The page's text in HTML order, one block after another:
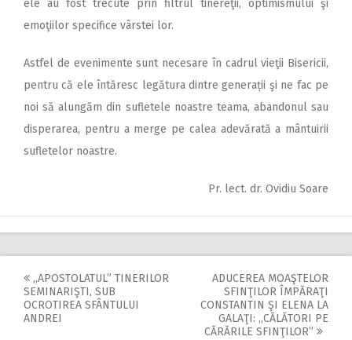
ele au fost trecute prin filtrul tinereţii, optimismului şi
emoţiilor specifice vârstei lor.
Astfel de evenimente sunt necesare în cadrul vieţii Bisericii,
pentru că ele întăresc legătura dintre generații şi ne fac pe
noi să alungăm din sufletele noastre teama, abandonul sau
disperarea, pentru a merge pe calea adevărată a mântuirii
sufletelor noastre.
Pr. lect. dr. Ovidiu Soare
Post
navigation
,,APOSTOLATUL” TINERILOR
SEMINARIŞTI, SUB
OCROTIREA SFÂNTULUI
ANDREI
ADUCEREA MOAŞTELOR
SFINŢILOR ÎMPĂRAŢI
CONSTANTIN ŞI ELENA LA
GALAŢI: ,,CĂLĂTORI PE
CĂRĂRILE SFINŢILOR”